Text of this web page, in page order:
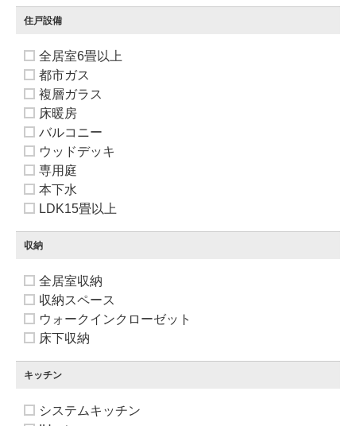
住戸設備
全居室6畳以上
都市ガス
複層ガラス
床暖房
バルコニー
ウッドデッキ
専用庭
本下水
LDK15畳以上
収納
全居室収納
収納スペース
ウォークインクローゼット
床下収納
キッチン
システムキッチン